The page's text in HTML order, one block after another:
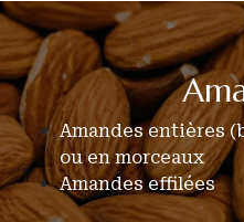
Amandes entières
ou en morceaux
Amandes effilées